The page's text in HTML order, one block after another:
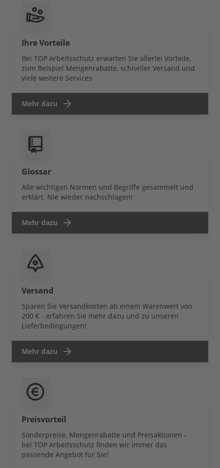
Ihre Vorteile
Bei TOP Arbeitsschutz erwarten Sie allerlei Vorteile,
zum Beispiel Mengenrabatte, schneller Versand und
viele weitere Services
Mehr dazu
Glossar
Alle wichtigen Normen und Begriffe gesammelt und
erklärt. Nie wieder nachschlagen!
Mehr dazu
Versand
Sparen Sie Versandkosten ab einem Warenwert von
200 € - erfahren Sie mehr dazu und zu unseren
Lieferbedingungen!
Mehr dazu
Preisvorteil
Sonderpreise, Mengenrabatte und Preisaktionen -
bei TOP Arbeitsschutz finden wir immer das
passende Angebot für Sie!